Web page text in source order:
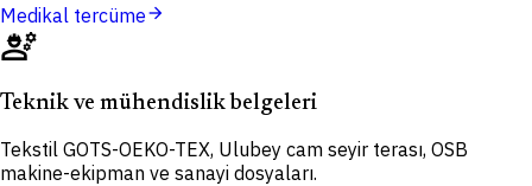
Medikal tercümearrow_forward
engineering
Teknik ve mühendislik belgeleri
Tekstil GOTS-OEKO-TEX, Ulubey cam seyir terası, OSB
makine-ekipman ve sanayi dosyaları.